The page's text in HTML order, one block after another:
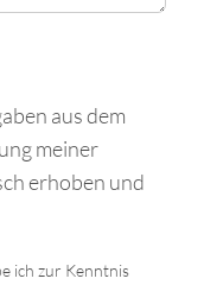
aus dem
meiner
erhoben und
ich zur Kenntnis